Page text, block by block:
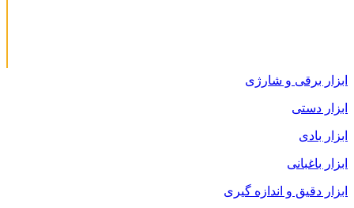
ابزار برقی و شارژی
ابزار دستی
ابزار بادی
ابزار باغبانی
ابزار دقیق و اندازه گیری